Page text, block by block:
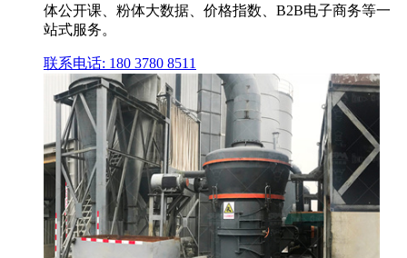
体公开课、粉体大数据、价格指数、B2B电子商务等一
站式服务。
联系电话: 180 3780 8511